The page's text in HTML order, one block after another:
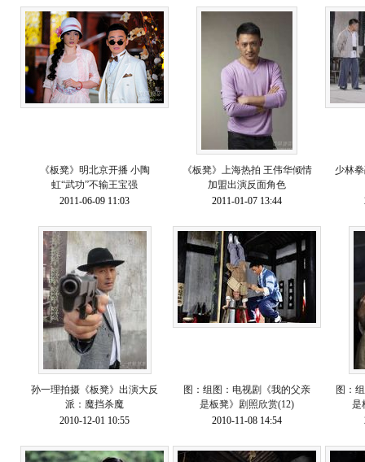
《板凳》明北京开播 小陶
虹“武功”不输王宝强
2011-06-09 11:03
《板凳》上海热拍 王伟华倾情
加盟出演反面角色
2011-01-07 13:44
少林
孙一理拍摄《板凳》出演大反
派：魔挡杀魔
2010-12-01 10:55
图：组图：电视剧《我的父亲
是板凳》剧照欣赏(12)
2010-11-08 14:54
图：
是